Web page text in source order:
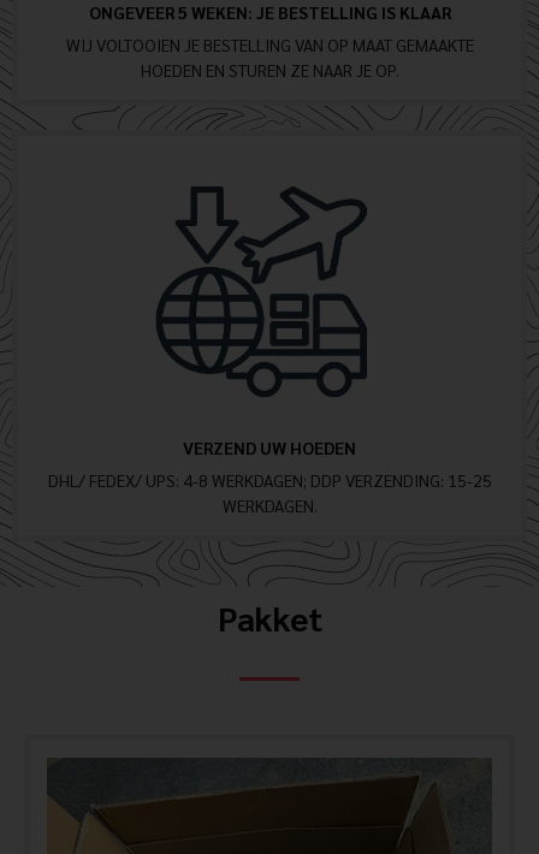
ONGEVEER 5 WEKEN: JE BESTELLING IS KLAAR
WIJ VOLTOOIEN JE BESTELLING VAN OP MAAT GEMAAKTE
HOEDEN EN STUREN ZE NAAR JE OP.
VERZEND UW HOEDEN
DHL/ FEDEX/ UPS: 4-8 WERKDAGEN; DDP VERZENDING: 15-25
WERKDAGEN.
Pakket